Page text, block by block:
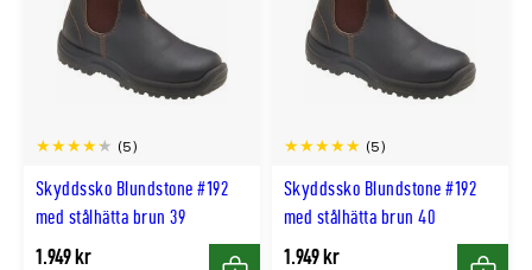
Skyddssko Blundstone #192
med stålhätta brun 39
(5)
1.949 kr
Skyddssko Blundstone #192
med stålhätta brun 40
(5)
1.949 kr